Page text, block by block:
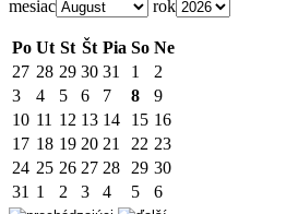
mesiac rok
Po Ut St Št Pia So Ne
27 28 29 30 31 1
2
3
4 5 6 7 8
9
10 11 12 13 14 15 16
17 18 19 20 21 22 23
24 25 26 27 28 29 30
31 1 2 3 4 5 6